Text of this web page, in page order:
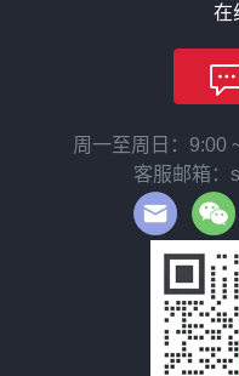
在
周一至周日：9:00
客服邮箱：